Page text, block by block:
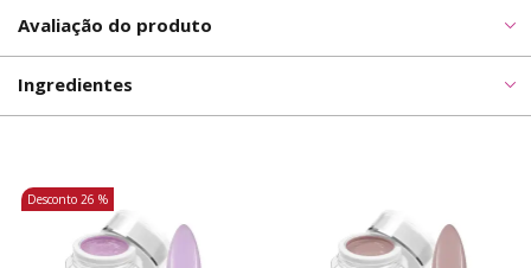
Avaliação do produto
Ingredientes
Desconto 26 %